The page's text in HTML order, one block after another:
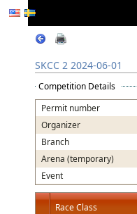
SKCC 2 2024-06-01
Competition Details
Permit number
Organizer
Branch
Arena (temporary)
Event
Race Class